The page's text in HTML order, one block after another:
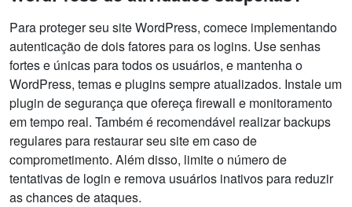
Para proteger seu site WordPress, comece implementando
autenticação de dois fatores para os logins. Use senhas
fortes e únicas para todos os usuários, e mantenha o
WordPress, temas e plugins sempre atualizados. Instale um
plugin de segurança que ofereça firewall e monitoramento
em tempo real. Também é recomendável realizar backups
regulares para restaurar seu site em caso de
comprometimento. Além disso, limite o número de
tentativas de login e remova usuários inativos para reduzir
as chances de ataques.